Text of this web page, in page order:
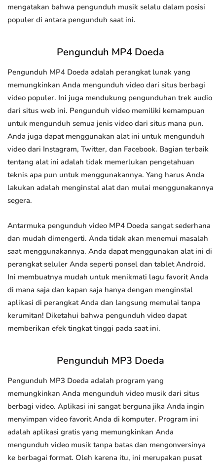
mengatakan bahwa pengunduh musik selalu dalam posisi
populer di antara pengunduh saat ini.
Pengunduh MP4 Doeda
Pengunduh MP4 Doeda adalah perangkat lunak yang
memungkinkan Anda mengunduh video dari situs berbagi
video populer. Ini juga mendukung pengunduhan trek audio
dari situs web ini. Pengunduh video memiliki kemampuan
untuk mengunduh semua jenis video dari situs mana pun.
Anda juga dapat menggunakan alat ini untuk mengunduh
video dari Instagram, Twitter, dan Facebook. Bagian terbaik
tentang alat ini adalah tidak memerlukan pengetahuan
teknis apa pun untuk menggunakannya. Yang harus Anda
lakukan adalah menginstal alat dan mulai menggunakannya
segera.
Antarmuka pengunduh video MP4 Doeda sangat sederhana
dan mudah dimengerti. Anda tidak akan menemui masalah
saat menggunakannya. Anda dapat menggunakan alat ini di
perangkat seluler Anda seperti ponsel dan tablet Android.
Ini membuatnya mudah untuk menikmati lagu favorit Anda
di mana saja dan kapan saja hanya dengan menginstal
aplikasi di perangkat Anda dan langsung memulai tanpa
kerumitan! Diketahui bahwa pengunduh video dapat
memberikan efek tingkat tinggi pada saat ini.
Pengunduh MP3 Doeda
Pengunduh MP3 Doeda adalah program yang
memungkinkan Anda mengunduh video musik dari situs
berbagi video. Aplikasi ini sangat berguna jika Anda ingin
menyimpan video favorit Anda di komputer. Program ini
adalah aplikasi gratis yang memungkinkan Anda
mengunduh video musik tanpa batas dan mengonversinya
ke berbagai format. Oleh karena itu, ini merupakan pusat